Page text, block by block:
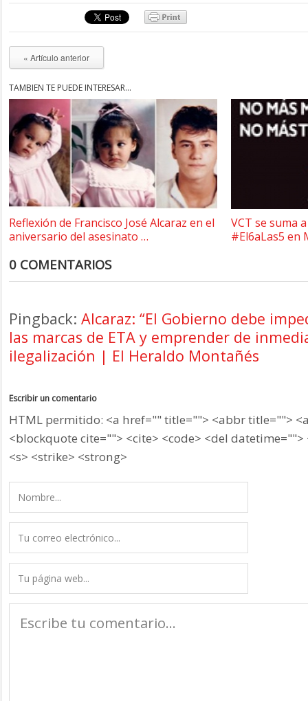
« Artículo anterior
TAMBIÉN TE PUEDE INTERESAR...
Reflexión de Francisco José Alcaraz en el
aniversario del asesinato …
VCT se suma
#El6aLas5 en
0 COMENTARIOS
Pingback: Alcaraz: “El Gobierno debe
las marcas de ETA y emprender de
ilegalización | El Heraldo Montañés
Escribir un comentario
HTML permitido: <a href="" title=""> <abbr title="">
<blockquote cite=""> <cite> <code> <del datetime="">
<s> <strike> <strong>